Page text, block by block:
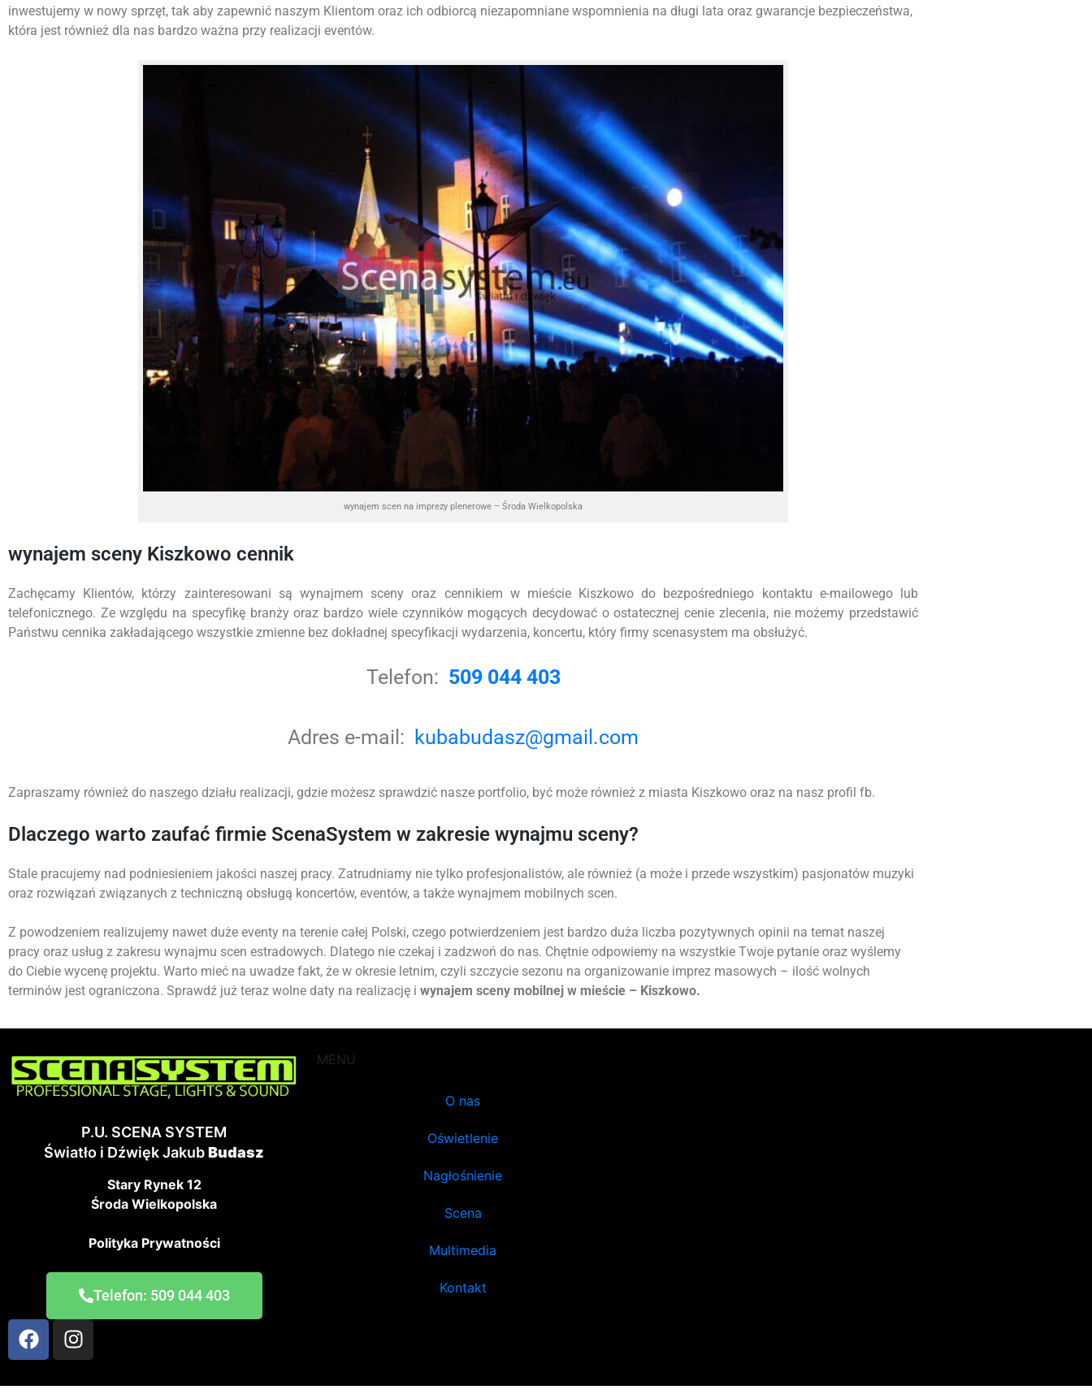
inwestujemy w nowy sprzęt, tak aby zapewnić naszym Klientom oraz ich odbiorcą niezapomniane wspomnienia na długi lata oraz gwarancje bezpieczeństwa,
która jest również dla nas bardzo ważna przy realizacji eventów.
wynajem scen na imprezy plenerowe – Środa Wielkopolska
wynajem sceny Kiszkowo cennik
Zachęcamy Klientów, którzy zainteresowani są wynajmem sceny oraz cennikiem w mieście Kiszkowo do bezpośredniego kontaktu e-mailowego lub
telefonicznego. Ze względu na specyfikę branży oraz bardzo wiele czynników mogących decydować o ostatecznej cenie zlecenia, nie możemy przedstawić
Państwu cennika zakładającego wszystkie zmienne bez dokładnej specyfikacji wydarzenia, koncertu, który firmy scenasystem ma obsłużyć.
Telefon: 509 044 403
Adres e-mail: kubabudasz@gmail.com
Zapraszamy również do naszego działu realizacji, gdzie możesz sprawdzić nasze portfolio, być może również z miasta Kiszkowo oraz na nasz profil fb.
Dlaczego warto zaufać firmie ScenaSystem w zakresie wynajmu sceny?
Stale pracujemy nad podniesieniem jakości naszej pracy. Zatrudniamy nie tylko profesjonalistów, ale również (a może i przede wszystkim) pasjonatów muzyki
oraz rozwiązań związanych z techniczną obsługą koncertów, eventów, a także wynajmem mobilnych scen.
Z powodzeniem realizujemy nawet duże eventy na terenie całej Polski, czego potwierdzeniem jest bardzo duża liczba pozytywnych opinii na temat naszej
pracy oraz usług z zakresu wynajmu scen estradowych. Dlatego nie czekaj i zadzwoń do nas. Chętnie odpowiemy na wszystkie Twoje pytanie oraz wyślemy
do Ciebie wycenę projektu. Warto mieć na uwadze fakt, że w okresie letnim, czyli szczycie sezonu na organizowanie imprez masowych – ilość wolnych
terminów jest ograniczona. Sprawdź już teraz wolne daty na realizację i wynajem sceny mobilnej w mieście – Kiszkowo.
P.U. SCENA SYSTEM
Światło i Dźwięk JakubBudasz
Stary Rynek 12
Środa Wielkopolska
Polityka Prywatności
Telefon: 509 044 403
MENU
O nas
Oświetlenie
Nagłośnienie
Scena
Multimedia
Kontakt